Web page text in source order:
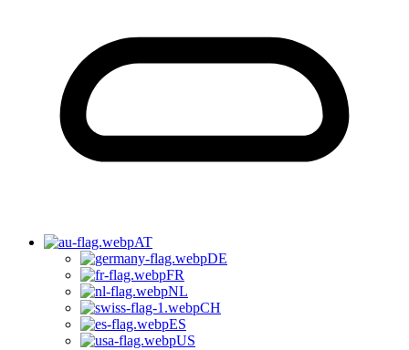
AT
DE
FR
NL
CH
ES
US